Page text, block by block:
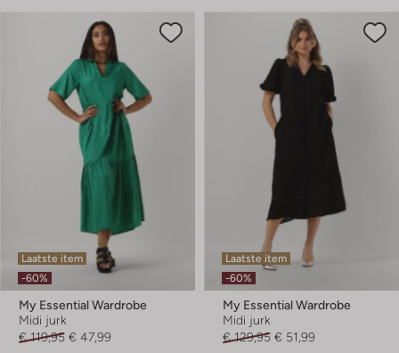
Laatste item
-60%
My Essential Wardrobe
Midi jurk
€ 119,95 € 47,99
Laatste item
-60%
My Essential Wardrobe
Midi jurk
€ 129,95 € 51,99